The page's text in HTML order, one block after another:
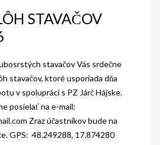
STAVAČOV
stavačov Vás srdečne
stavačov, ktoré usporiada dňa
v spolupráci s PZ Járč Hájske.
posielať na e-mail:
Zraz účastníkov bude na
GPS: 48.249288, 17.874280